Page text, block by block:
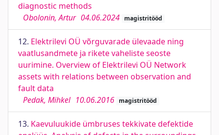
diagnostic methods
Obolonin, Artur 04.06.2024 magistritööd
12. Elektrilevi OÜ võrguvarade ülevaade ning
vaatlusandmete ja rikete vaheliste seoste
uurimine. Overview of Elektrilevi OÜ Network
assets with relations between observation and
fault data
Pedak, Mihkel 10.06.2016 magistritööd
13. Kaevuluukide ümbruses tekkivate defektide